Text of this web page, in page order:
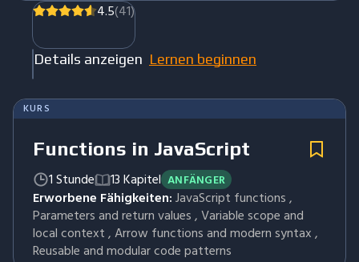
4.5(41)
Details anzeigen Lernen beginnen
KURS
Functions in JavaScript
1 Stunde 13 Kapitel ANFÄNGER
Erworbene Fähigkeiten:JavaScript functions ,
Parameters and return values , Variable scope and
local context , Arrow functions and modern syntax ,
Reusable and modular code patterns